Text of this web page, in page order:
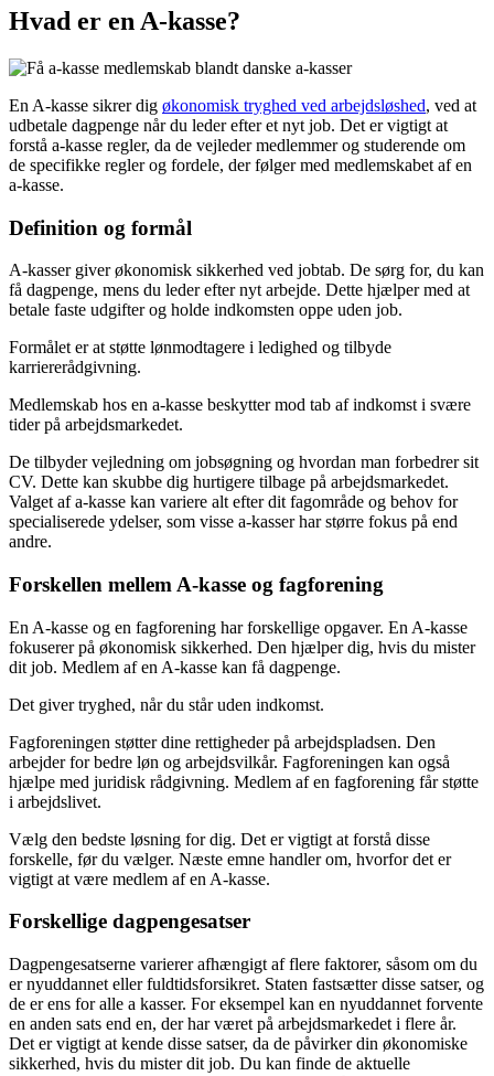
Hvad er en A-kasse?
En A-kasse sikrer dig økonomisk tryghed ved arbejdsløshed, ved at
udbetale dagpenge når du leder efter et nyt job. Det er vigtigt at
forstå a-kasse regler, da de vejleder medlemmer og studerende om
de specifikke regler og fordele, der følger med medlemskabet af en
a-kasse.
Definition og formål
A-kasser giver økonomisk sikkerhed ved jobtab. De sørg for, du kan
få dagpenge, mens du leder efter nyt arbejde. Dette hjælper med at
betale faste udgifter og holde indkomsten oppe uden job.
Formålet er at støtte lønmodtagere i ledighed og tilbyde
karriererådgivning.
Medlemskab hos en a-kasse beskytter mod tab af indkomst i svære
tider på arbejdsmarkedet.
De tilbyder vejledning om jobsøgning og hvordan man forbedrer sit
CV. Dette kan skubbe dig hurtigere tilbage på arbejdsmarkedet.
Valget af a-kasse kan variere alt efter dit fagområde og behov for
specialiserede ydelser, som visse a-kasser har større fokus på end
andre.
Forskellen mellem A-kasse og fagforening
En A-kasse og en fagforening har forskellige opgaver. En A-kasse
fokuserer på økonomisk sikkerhed. Den hjælper dig, hvis du mister
dit job. Medlem af en A-kasse kan få dagpenge.
Det giver tryghed, når du står uden indkomst.
Fagforeningen støtter dine rettigheder på arbejdspladsen. Den
arbejder for bedre løn og arbejdsvilkår. Fagforeningen kan også
hjælpe med juridisk rådgivning. Medlem af en fagforening får støtte
i arbejdslivet.
Vælg den bedste løsning for dig. Det er vigtigt at forstå disse
forskelle, før du vælger. Næste emne handler om, hvorfor det er
vigtigt at være medlem af en A-kasse.
Forskellige dagpengesatser
Dagpengesatserne varierer afhængigt af flere faktorer, såsom om du
er nyuddannet eller fuldtidsforsikret. Staten fastsætter disse satser, og
de er ens for alle a kasser. For eksempel kan en nyuddannet forvente
en anden sats end en, der har været på arbejdsmarkedet i flere år.
Det er vigtigt at kende disse satser, da de påvirker din økonomiske
sikkerhed, hvis du mister dit job. Du kan finde de aktuelle